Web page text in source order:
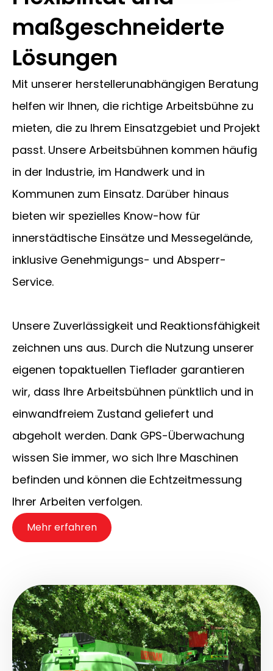
maßgeschneiderte
Lösungen
Mit unserer herstellerunabhängigen Beratung
helfen wir Ihnen, die richtige Arbeitsbühne zu
mieten, die zu Ihrem Einsatzgebiet und Projekt
passt. Unsere Arbeitsbühnen kommen häufig
in der Industrie, im Handwerk und in
Kommunen zum Einsatz. Darüber hinaus
bieten wir spezielles Know-how für
innerstädtische Einsätze und Messegelände,
inklusive Genehmigungs- und Absperr-
Service.
Unsere Zuverlässigkeit und Reaktionsfähigkeit
zeichnen uns aus. Durch die Nutzung unserer
eigenen topaktuellen Tieflader garantieren
wir, dass Ihre Arbeitsbühnen pünktlich und in
einwandfreiem Zustand geliefert und
abgeholt werden. Dank GPS-Überwachung
wissen Sie immer, wo sich Ihre Maschinen
befinden und können die Echtzeitmessung
Ihrer Arbeiten verfolgen.
Mehr erfahren